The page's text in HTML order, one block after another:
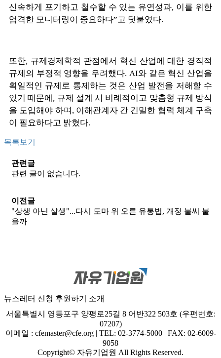
신속하게 포기하고 철수할 수 있는 유연성과, 이를 위한
엄격한 모니터링이 중요하다”고 덧붙였다.
또한, 규제경제학적 관점에서 혁신 산업에 대한 경직적
규제의 부정적 영향을 우려했다. AI와 같은 혁신 산업을
획일적인 규제로 통제하는 것은 산업 발전을 저해할 수
있기 때문에, 규제 설계 시 비례적이고 맞춤형 규제 방식
을 도입해야 하며, 이해관계자 간 긴밀한 협력 체계 구축
이 필요하다고 밝혔다.
목록보기
관련글
관련 글이 없습니다.
이전글
"상생 아닌 살생"...다시 도마 위 오른 유통법, 개정 불씨 붙
을까
뉴스레터 신청 후원하기
소개
서울특별시 영등포구 양평로25길 8 어반322 503호 (우편번호:
07207)
이메일 : cfemaster@cfe.org | TEL: 02-3774-5000 | FAX: 02-6009-
9058
Copyright© 자유기업원 All Rights Reserved.